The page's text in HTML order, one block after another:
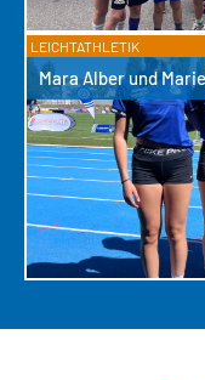
LEICHTATHLETIK
Mara Alber und